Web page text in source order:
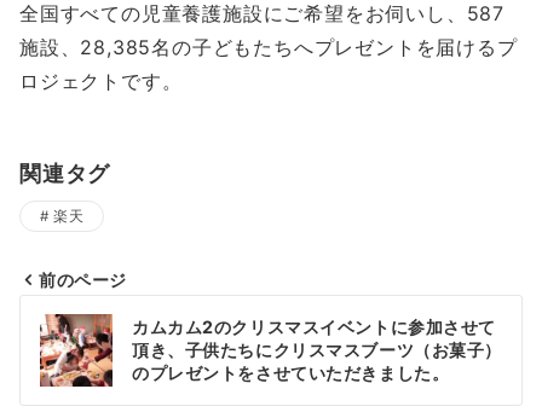
全国すべての児童養護施設にご希望をお伺いし、587
施設、28,385名の子どもたちへプレゼントを届けるプ
ロジェクトです。
関連タグ
楽天
稿
ナ
前のページ
カムカム2のクリスマスイベントに参加させて
頂き、子供たちにクリスマスブーツ（お菓子）
のプレゼントをさせていただきました。